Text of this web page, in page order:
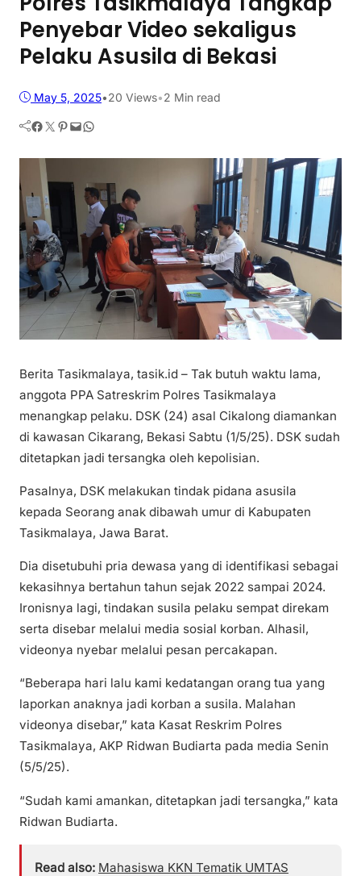
Penyebar Video sekaligus
Pelaku Asusila di Bekasi
May 5, 2025•20 Views•2 Min read
Facebook Twitter Pinterest Mail WhatsApp
Berita Tasikmalaya, tasik.id – Tak butuh waktu lama,
anggota PPA Satreskrim Polres Tasikmalaya
menangkap pelaku. DSK (24) asal Cikalong diamankan
di kawasan Cikarang, Bekasi Sabtu (1/5/25). DSK sudah
ditetapkan jadi tersangka oleh kepolisian.
Pasalnya, DSK melakukan tindak pidana asusila
kepada Seorang anak dibawah umur di Kabupaten
Tasikmalaya, Jawa Barat.
Dia disetubuhi pria dewasa yang di identifikasi sebagai
kekasihnya bertahun tahun sejak 2022 sampai 2024.
Ironisnya lagi, tindakan susila pelaku sempat direkam
serta disebar melalui media sosial korban. Alhasil,
videonya nyebar melalui pesan percakapan.
“Beberapa hari lalu kami kedatangan orang tua yang
laporkan anaknya jadi korban a susila. Malahan
videonya disebar,” kata Kasat Reskrim Polres
Tasikmalaya, AKP Ridwan Budiarta pada media Senin
(5/5/25).
“Sudah kami amankan, ditetapkan jadi tersangka,” kata
Ridwan Budiarta.
Read also: Mahasiswa KKN Tematik UMTAS